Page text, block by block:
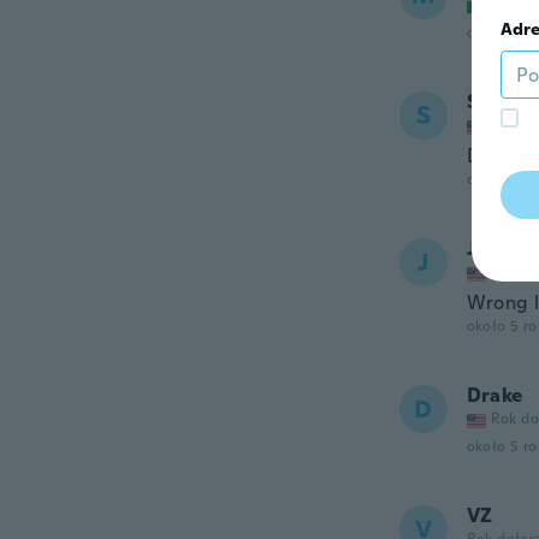
około 5
S Sylvia
Rok
Dont
około 5
J Janice
Wrong
około 5
D Drake
Rok
około 5
V VZ